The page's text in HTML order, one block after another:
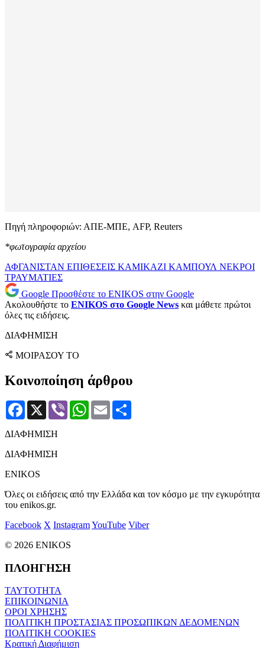
Πηγή πληροφοριών: ΑΠΕ-ΜΠΕ, AFP, Reuters
*φωτογραφία αρχείου
ΑΦΓΑΝΙΣΤΑΝ ΕΠΙΘΕΣΕΙΣ ΚΑΜΙΚΑΖΙ ΚΑΜΠΟΥΛ ΝΕΚΡΟΙ
ΤΡΑΥΜΑΤΙΕΣ
Google Προσθέστε το ENIKOS στην Google
Ακολουθήστε το ENIKOS στο Google News και μάθετε πρώτοι
όλες τις ειδήσεις.
ΔΙΑΦΗΜΙΣΗ
ΜΟΙΡΑΣΟΥ ΤΟ
Κοινοποίηση άρθρου
Facebook
X Viber WhatsApp
Email
ΔΙΑΦΗΜΙΣΗ
ΔΙΑΦΗΜΙΣΗ
ENIKOS
Όλες οι ειδήσεις από την Ελλάδα και τον κόσμο με την εγκυρότητα
του enikos.gr.
Facebook X InstagramYouTube Viber
© 2026 ENIKOS
ΠΛΟΗΓΗΣΗ
ΤΑΥΤΟΤΗΤΑ
ΕΠΙΚΟΙΝΩΝΙΑ
ΟΡΟΙ ΧΡΗΣΗΣ
ΠΟΛΙΤΙΚΗ ΠΡΟΣΤΑΣΙΑΣ ΠΡΟΣΩΠΙΚΩΝ ΔΕΔΟΜΕΝΩΝ
ΠΟΛΙΤΙΚΗ COOKIES
Κρατική Διαφήμιση